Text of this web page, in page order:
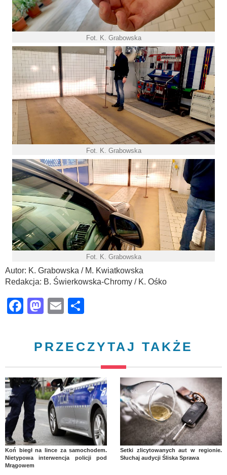
Fot. K. Grabowska
Fot. K. Grabowska
Fot. K. Grabowska
Autor: K. Grabowska / M. Kwiatkowska
Redakcja: B. Świerkowska-Chromy / K. Ośko
Facebook
Mastodon
Email
PRZECZYTAJ TAKŻE
Koń biegł na lince za samochodem.
Nietypowa interwencja policji pod
Mrągowem
Setki zlicytowanych aut w regionie.
Słuchaj audycji Śliska Sprawa